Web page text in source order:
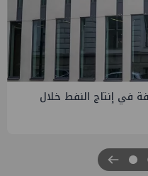
في إنتاج النفط خلال